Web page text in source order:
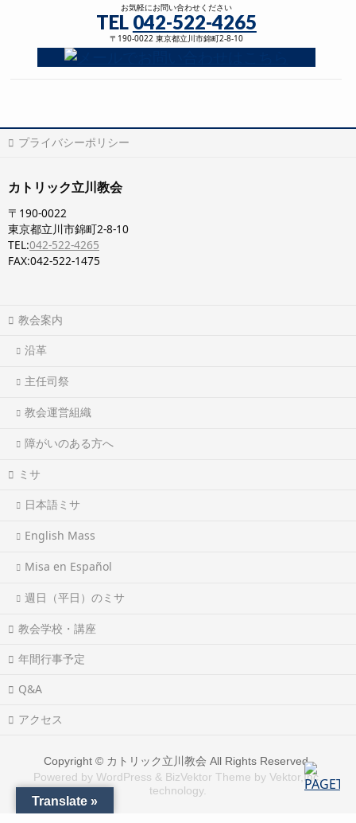
お気軽にお問い合わせください
TEL 042-522-4265
〒190-0022 東京都立川市錦町2-8-10
プライバシーポリシー
カトリック立川教会
〒190-0022
東京都立川市錦町2-8-10
TEL:042-522-4265
FAX:042-522-1475
教会案内
沿革
主任司祭
教会運営組織
障がいのある方へ
ミサ
日本語ミサ
English Mass
Misa en Español
週日（平日）のミサ
教会学校・講座
年間行事予定
Q&A
アクセス
Copyright © カトリック立川教会 All Rights Reserved.
Powered byWordPress & BizVektor Theme byVektor,Inc.
technology.
Translate »